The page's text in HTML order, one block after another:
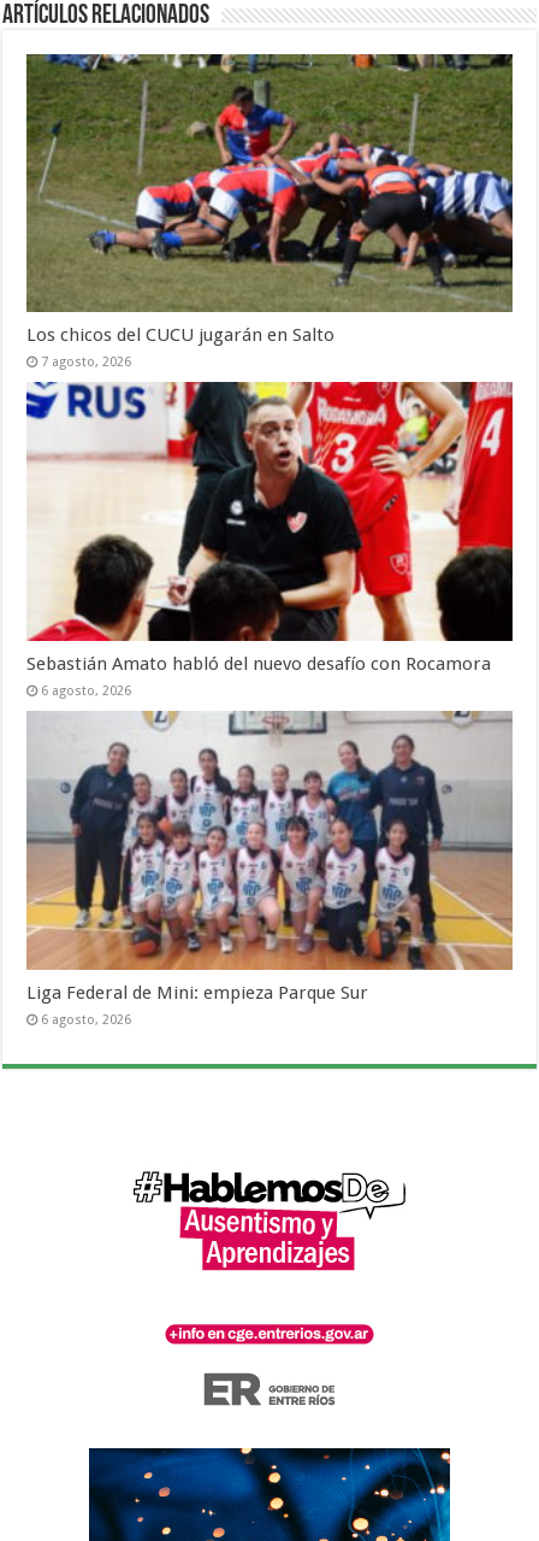
Artículos Relacionados
Los chicos del CUCU jugarán en Salto
7 agosto, 2026
Sebastián Amato habló del nuevo desafío con Rocamora
6 agosto, 2026
Liga Federal de Mini: empieza Parque Sur
6 agosto, 2026